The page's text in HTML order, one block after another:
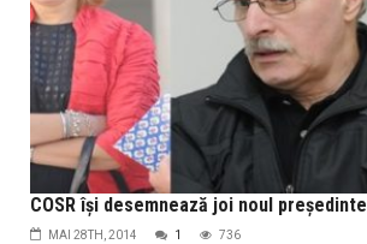
COSR îşi desemnează joi noul preşedinte
MAI 28TH, 2014 1 736